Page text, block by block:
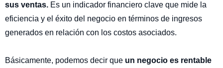
sus ventas. Es un indicador financiero clave que mide la
eficiencia y el éxito del negocio en términos de ingresos
generados en relación con los costos asociados.
Básicamente, podemos decir que un negocio es rentable